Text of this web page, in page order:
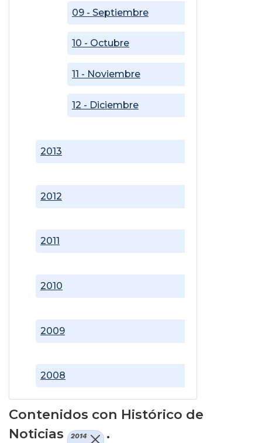
2008
2009
2010
2011
2012
2013
09 - Septiembre
10 - Octubre
11 - Noviembre
12 - Diciembre
Contenidos con Histórico de
Noticias
2014 .